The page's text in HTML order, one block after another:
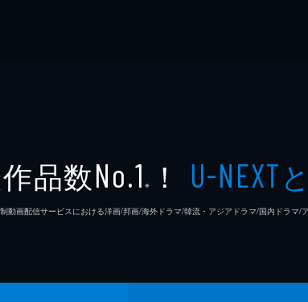
品数No.1 ※ ！ U-NEXT
画配信サービスにおける洋画/邦画/海外ドラマ/韓流・アジアドラマ/国内ドラマ/